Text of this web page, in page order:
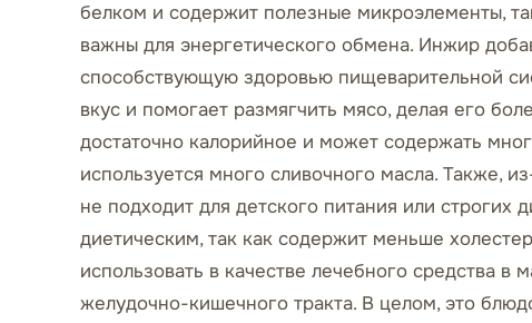
белком и содержит полезные микроэлементы,
важны для энергетического обмена. Инжир
способствующую здоровью пищеварительной
вкус и помогает размягчить мясо, делая его
достаточно калорийное и может содержать
используется много сливочного масла. Также,
не подходит для детского питания или строгих
диетическим, так как содержит меньше
использовать в качестве лечебного средства
желудочно-кишечного тракта. В целом, это